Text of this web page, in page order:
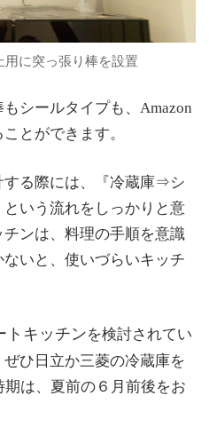
用に突っ張り棒を設置
シールタイプも、Amazon
とができます。
する際には、『冷蔵庫⇒シ
いう流れをしっかりと意
ンは、料理の手順を意識
いと、使いづらいキッチ
トキッチンを検討されてい
ひ日立か三菱の冷蔵庫を
は、夏前の６月前後をお